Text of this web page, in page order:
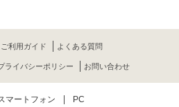
ご利用ガイド よくある質問
ライバシーポリシー お問い合わせ
マートフォン PC